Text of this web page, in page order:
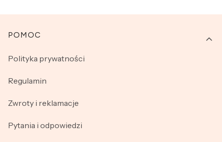
Linki w stopce
POMOC
Polityka prywatności
Regulamin
Zwroty i reklamacje
Pytania i odpowiedzi